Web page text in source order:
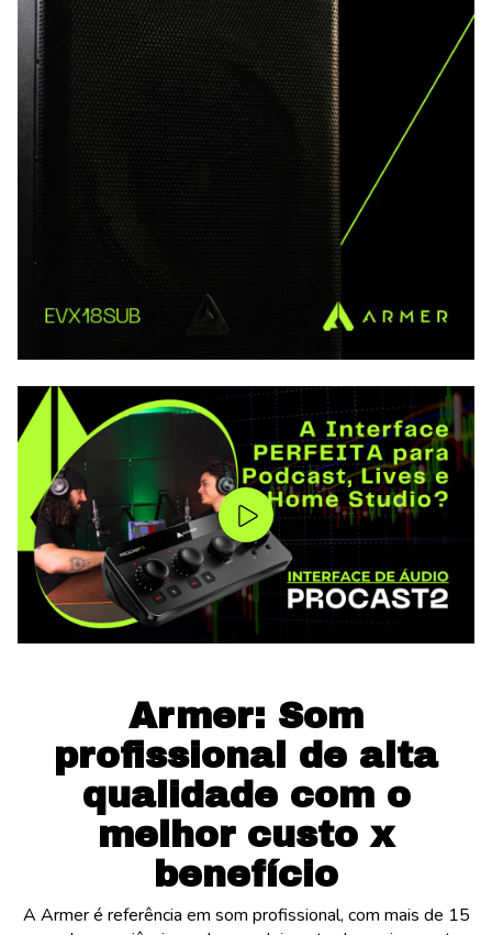
Armer: Som
profissional de alta
qualidade com o
melhor custo x
benefício
A Armer é referência em som profissional, com mais de 15